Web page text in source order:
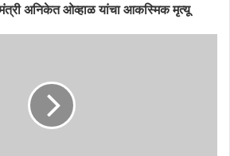
मंत्री अनिकेत ओव्हाळ यांचा आकस्मिक मृत्यू